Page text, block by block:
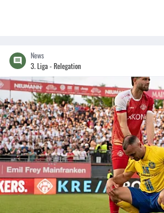
News
3. Liga - Relegation